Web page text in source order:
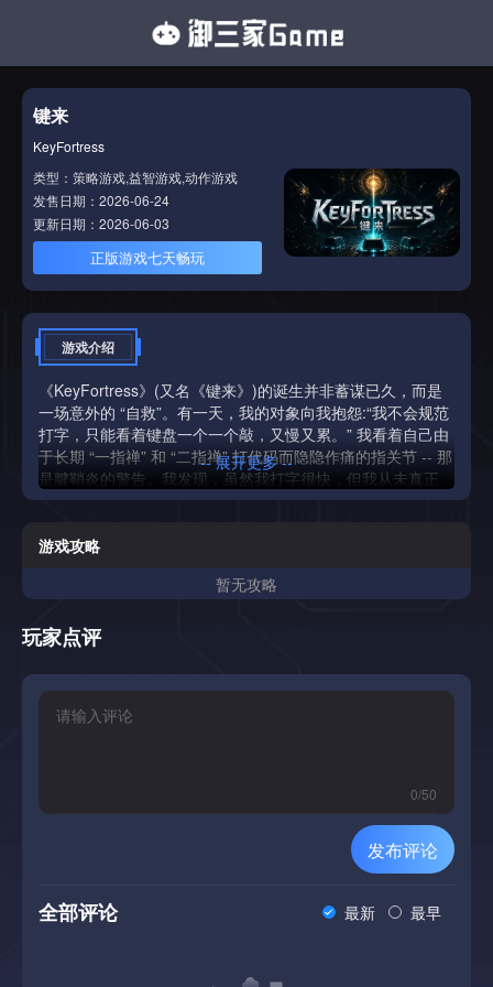
键来
KeyFortress
类型：策略游戏,益智游戏,动作游戏
发售日期：2026-06-24
更新日期：2026-06-03
正版游戏七天畅玩
游戏介绍
《KeyFortress》(又名《键来》)的诞生并非蓄谋已久，而是
一场意外的 “自救”。有一天，我的对象向我抱怨:“我不会规范
打字，只能看着键盘一个一个敲，又慢又累。” 我看着自己由
于长期 “一指禅” 和 “二指禅” 打代码而隐隐作痛的指关节 -- 那
是腱鞘炎的警告。我发现，虽然我打字很快，但我从未真正
“学会” 使用键盘。
-- 展开更多 --
游戏攻略
暂无攻略
玩家点评
0/50
发布评论
全部评论 最新 最早